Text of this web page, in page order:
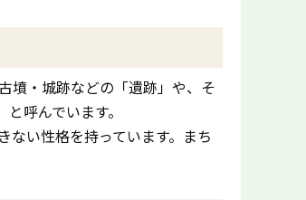
墳・城跡などの「遺跡」や、そ
呼んでいます。
い性格を持っています。まち